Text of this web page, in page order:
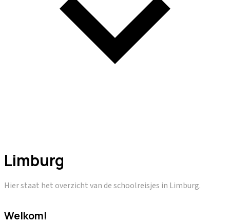
Limburg
Hier staat het overzicht van de schoolreisjes in Limburg.
Welkom!